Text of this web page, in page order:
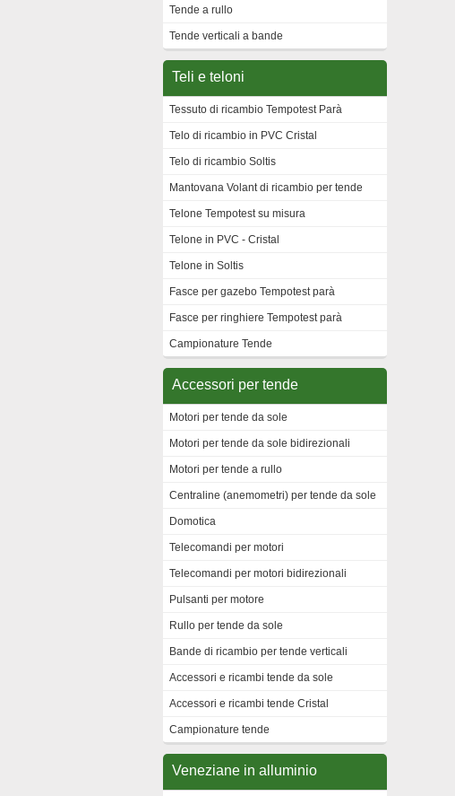
Tende a rullo
Tende verticali a bande
Teli e teloni
Tessuto di ricambio Tempotest Parà
Telo di ricambio in PVC Cristal
Telo di ricambio Soltis
Mantovana Volant di ricambio per tende
Telone Tempotest su misura
Telone in PVC - Cristal
Telone in Soltis
Fasce per gazebo Tempotest parà
Fasce per ringhiere Tempotest parà
Campionature Tende
Accessori per tende
Motori per tende da sole
Motori per tende da sole bidirezionali
Motori per tende a rullo
Centraline (anemometri) per tende da sole
Domotica
Telecomandi per motori
Telecomandi per motori bidirezionali
Pulsanti per motore
Rullo per tende da sole
Bande di ricambio per tende verticali
Accessori e ricambi tende da sole
Accessori e ricambi tende Cristal
Campionature tende
Veneziane in alluminio